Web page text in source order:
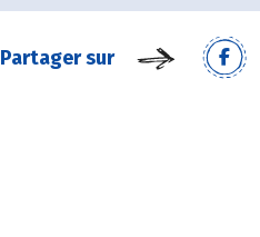
Partager sur